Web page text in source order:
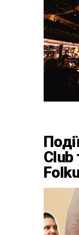
Club